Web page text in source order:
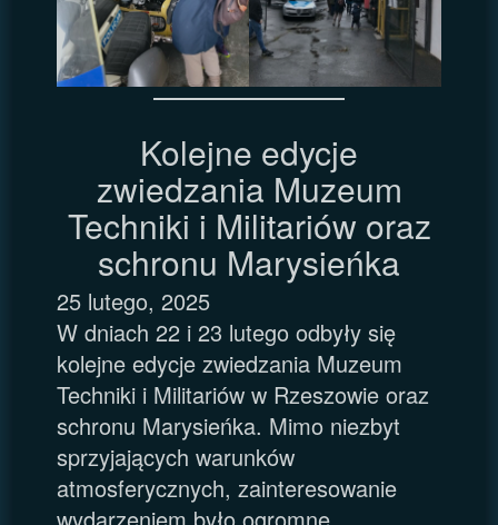
Kolejne edycje
zwiedzania Muzeum
Techniki i Militariów oraz
schronu Marysieńka
25 lutego, 2025
W dniach 22 i 23 lutego odbyły się
kolejne edycje zwiedzania Muzeum
Techniki i Militariów w Rzeszowie oraz
schronu Marysieńka. Mimo niezbyt
sprzyjających warunków
atmosferycznych, zainteresowanie